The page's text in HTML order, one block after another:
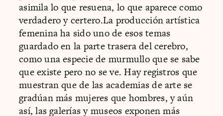
asimila lo que resuena, lo que aparece como
verdadero y certero.La producción artística
femenina ha sido uno de esos temas
guardado en la parte trasera del cerebro,
como una especie de murmullo que se sabe
que existe pero no se ve. Hay registros que
muestran que de las academias de arte se
gradúan más mujeres que hombres, y aún
así, las galerías y museos exponen más